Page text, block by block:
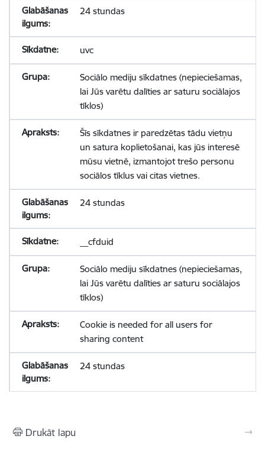
24 stundas
uvc
Sociālo mediju sīkdatnes (nepieciešamas,
lai Jūs varētu dalīties ar saturu sociālajos
tīklos)
Šīs sīkdatnes ir paredzētas tādu vietņu
un satura koplietošanai, kas jūs interesē
mūsu vietnē, izmantojot trešo personu
sociālos tīklus vai citas vietnes.
24 stundas
__cfduid
Sociālo mediju sīkdatnes (nepieciešamas,
lai Jūs varētu dalīties ar saturu sociālajos
tīklos)
Cookie is needed for all users for
sharing content
24 stundas
Drukāt lapu